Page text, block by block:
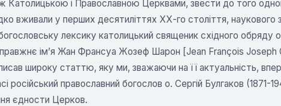
Католицькою і Православною Церквами, звести до того
вживали у перших десятиліттях ХХ-го століття, наукового
лексику католицький священик східного обряду
ім’я Жан Франсуа Жозеф Шарон [Jean François Joseph
широку статтю, яку ми, зважаючи на її актуальність,
російський православний богослов о. Сергій Булгаков
єдности Церков.